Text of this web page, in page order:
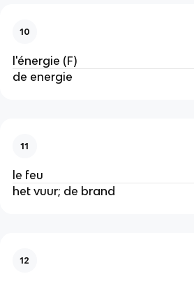
10
l'énergie (F)
de energie
11
le feu
het vuur; de brand
12